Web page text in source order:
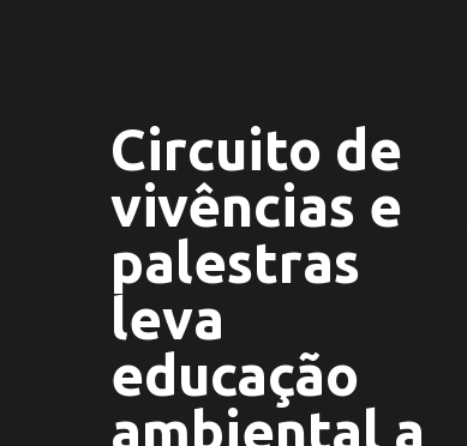
Circuito de
vivências e
palestras
leva
educação
ambiental a